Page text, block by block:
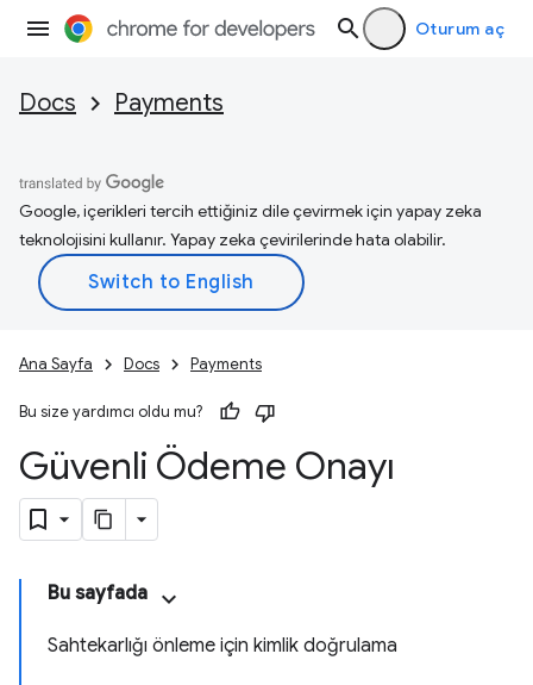
Oturum aç
Docs Payments
Google, içerikleri tercih ettiğiniz dile çevirmek için yapay zeka
teknolojisini kullanır. Yapay zeka çevirilerinde hata olabilir.
Ana Sayfa Docs Payments
Bu size yardımcı oldu mu?
Güvenli Ödeme Onayı
Bu sayfada
Sahtekarlığı önleme için kimlik doğrulama